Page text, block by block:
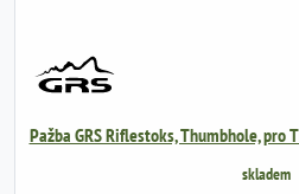
Pažba GRS Riflestoks, Thumbhole, pro
skladem